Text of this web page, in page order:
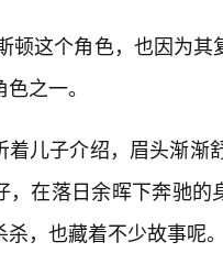
顿这个角色，也因为
之一。
着儿子介绍，眉头渐渐
，在落日余晖下奔驰的
，也藏着不少故事呢。